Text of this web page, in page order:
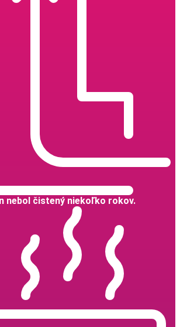
nebol čistený niekoľko rokov.